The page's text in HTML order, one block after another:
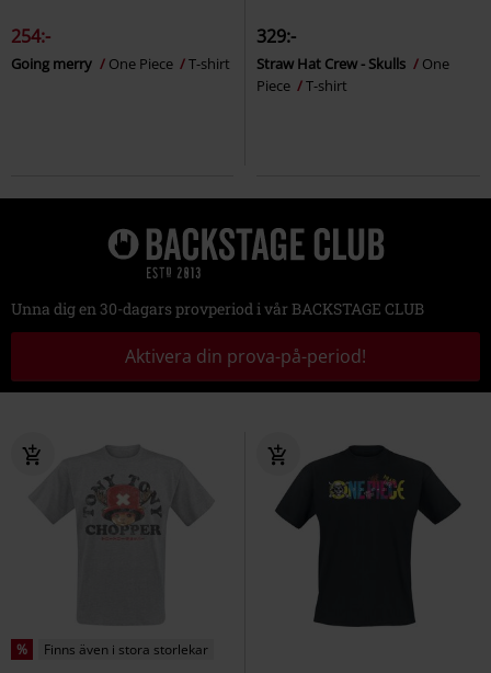
254:-
Going merry One Piece T-shirt
329:-
Straw Hat Crew - Skulls
One
Piece
T-shirt
Unna dig en 30-dagars provperiod i vår BACKSTAGE CLUB
Aktivera din prova-på-period!
% Finns även i stora storlekar